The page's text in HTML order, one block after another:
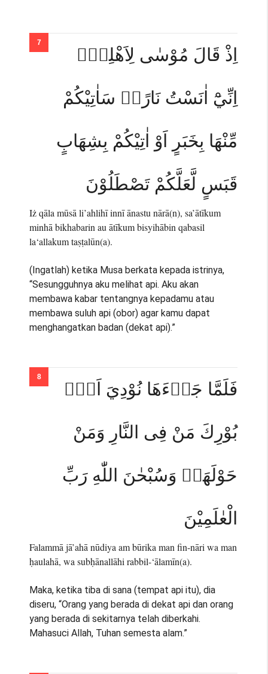
اِذْ قَالَ مُوْسٰى لِاَهْلِهٖٓ
اِنِّيْٓ اٰنَسْتُ نَارًاۗ سَاٰتِيْكُمْ
مِّنْهَا بِخَبَرٍ اَوْ اٰتِيْكُمْ بِشِهَابٍ
قَبَسٍ لَّعَلَّكُمْ تَصْطَلُوْنَ
Iż qāla mūsā li’ahlihī innī ānastu nārā(n), sa’ātīkum
minhā bikhabarin au ātīkum bisyihābin qabasil
la‘allakum taṣṭalūn(a).
(Ingatlah) ketika Musa berkata kepada istrinya,
“Sesungguhnya aku melihat api. Aku akan
membawa kabar tentangnya kepadamu atau
membawa suluh api (obor) agar kamu dapat
menghangatkan badan (dekat api).”
فَلَمَّا جَاۤءَهَا نُوْدِيَ اَنْۢ
بُوْرِكَ مَنْ فِى النَّارِ وَمَنْ
حَوْلَهَاۗ وَسُبْحٰنَ اللّٰهِ رَبِّ
الْعٰلَمِيْنَ
Falammā jā’ahā nūdiya am būrika man fin-nāri wa man
ḥaulahā, wa subḥānallāhi rabbil-‘ālamīn(a).
Maka, ketika tiba di sana (tempat api itu), dia
diseru, “Orang yang berada di dekat api dan orang
yang berada di sekitarnya telah diberkahi.
Mahasuci Allah, Tuhan semesta alam.”